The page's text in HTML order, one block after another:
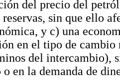
del precio del
reservas, sin que ello
y c) una
en el tipo de
del intercambio),
en la demanda de